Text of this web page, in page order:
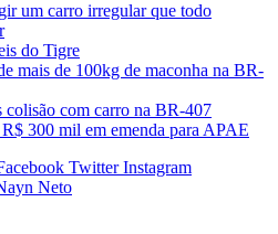
um carro irregular que todo
do Tigre
mais de 100kg de maconha na BR-
com carro na BR-407
300 mil em emenda para APAE
Twitter Instagram